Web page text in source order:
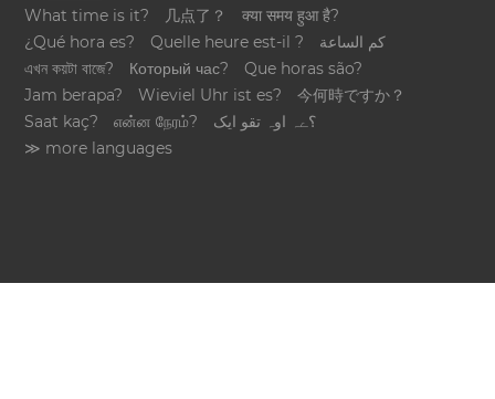
What time is it?
几点了？
क्या समय हुआ है?
¿Qué hora es?
Quelle heure est-il ?
كم الساعة
এখন কয়টা বাজে?
Который час?
Que horas são?
Jam berapa?
Wieviel Uhr ist es?
今何時ですか？
Saat kaç?
என்ன நேரம்?
؟ےہ اوہ تقو ایک
≫ more languages